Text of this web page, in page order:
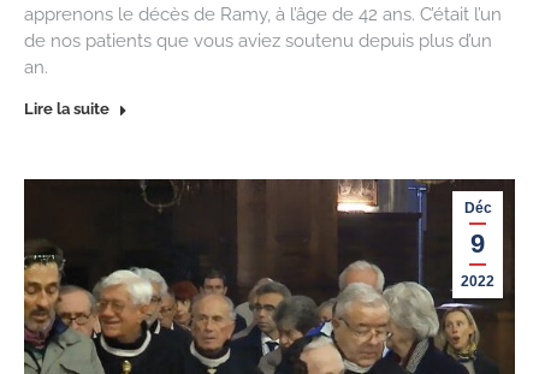
apprenons le décès de Ramy, à l’âge de 42 ans. C’était l’un
de nos patients que vous aviez soutenu depuis plus d’un
an.
Lire la suite
Déc
9
2022